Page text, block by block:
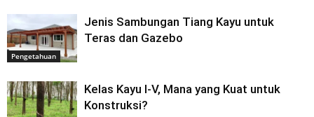
Pengetahuan
Jenis Sambungan Tiang Kayu untuk
Teras dan Gazebo
Kelas Kayu I-V, Mana yang Kuat untuk
Konstruksi?